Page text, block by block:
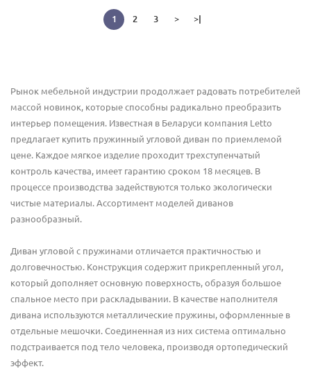
1 2 3 > >|
Рынок мебельной индустрии продолжает радовать потребителей
массой новинок, которые способны радикально преобразить
интерьер помещения. Известная в Беларуси компания Letto
предлагает купить пружинный угловой диван по приемлемой
цене. Каждое мягкое изделие проходит трехступенчатый
контроль качества, имеет гарантию сроком 18 месяцев. В
процессе производства задействуются только экологически
чистые материалы. Ассортимент моделей диванов
разнообразный.
Диван угловой с пружинами отличается практичностью и
долговечностью. Конструкция содержит прикрепленный угол,
который дополняет основную поверхность, образуя большое
спальное место при раскладывании. В качестве наполнителя
дивана используются металлические пружины, оформленные в
отдельные мешочки. Соединенная из них система оптимально
подстраивается под тело человека, производя ортопедический
эффект.